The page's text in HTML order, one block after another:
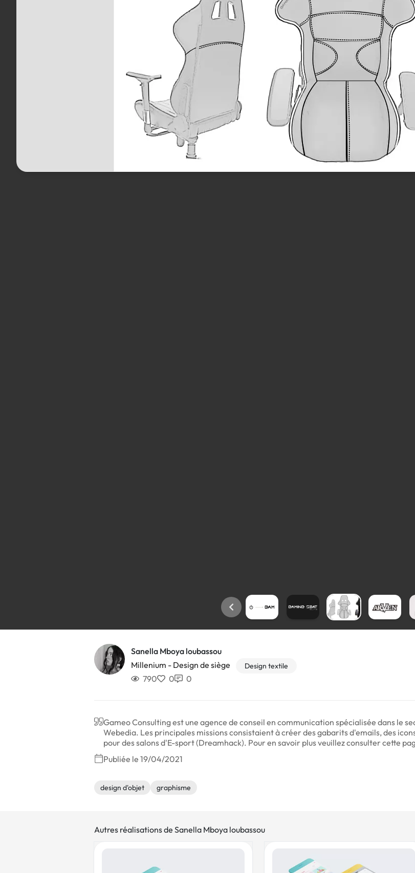
Sanella Mboya loubassou
Millenium - Design de siège
Design textile
790 0 0
Gameo Consulting est une agence de conseil en communication spécialisée dans le
Webedia. Les principales missions consistaient à créer des gabarits d'emails, des
pour des salons d'E-sport (Dreamhack). Pour en savoir plus veuillez consulter cette
Publiée le 19/04/2021
design d'objet graphisme
Autres réalisations de Sanella Mboya loubassou